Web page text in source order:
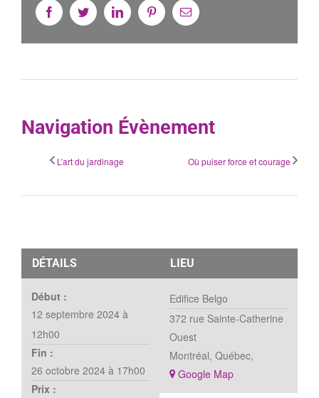
FacebookTwitterLinkedin PinterestEmail
Navigation Évènement
L’art du jardinage Où puiser force et courage
DÉTAILS
Début :
12 septembre 2024 à
12h00
Fin :
26 octobre 2024 à 17h00
Prix :
LIEU
Edifice Belgo
372 rue Sainte-Catherine
Ouest
Montréal, Québec,
+ Google Map